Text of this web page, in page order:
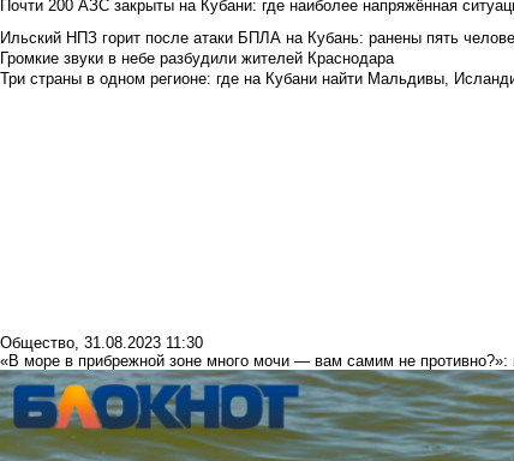
Почти 200 АЗС закрыты на Кубани: где наиболее напряжённая
Ильский НПЗ горит после атаки БПЛА на Кубань: ранены пять
Громкие звуки в небе разбудили жителей Краснодара
Три страны в одном регионе: где на Кубани найти Мальдивы,
Общество, 31.08.2023 11:30
«В море в прибрежной зоне много мочи — вам самим не